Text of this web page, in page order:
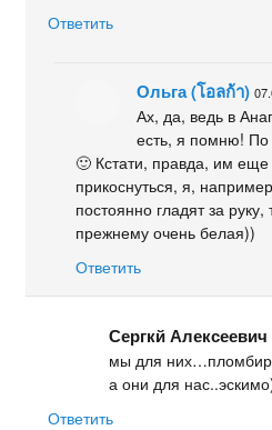
Ответить
Ольга (โอลก้า)
Ах, да, ведь в
есть, я помню!
🙂 Кстати, правда, им еще
прикоснуться, я,
постоянно гладят за руку,
прежнему очень белая))
Ответить
Сергкй Алексеевич
мы для
а они для
Ответить